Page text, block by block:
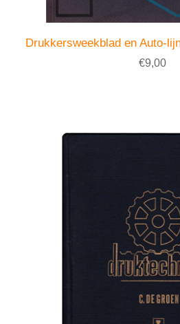
Drukkersweekblad en Auto-
€9,00